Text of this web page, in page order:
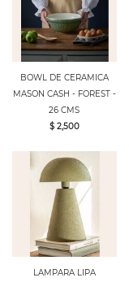
BOWL DE CERAMICA
MASON CASH - FOREST -
26 CMS
$ 2,500
LAMPARA LIPA